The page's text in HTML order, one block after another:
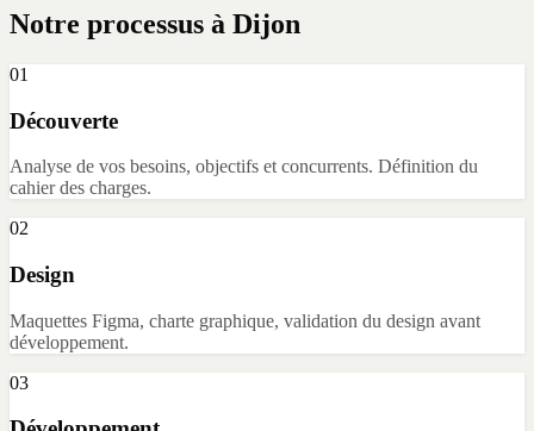
Notre processus à Dijon
01
Découverte
Analyse de vos besoins, objectifs et concurrents. Définition du
cahier des charges.
02
Design
Maquettes Figma, charte graphique, validation du design avant
développement.
03